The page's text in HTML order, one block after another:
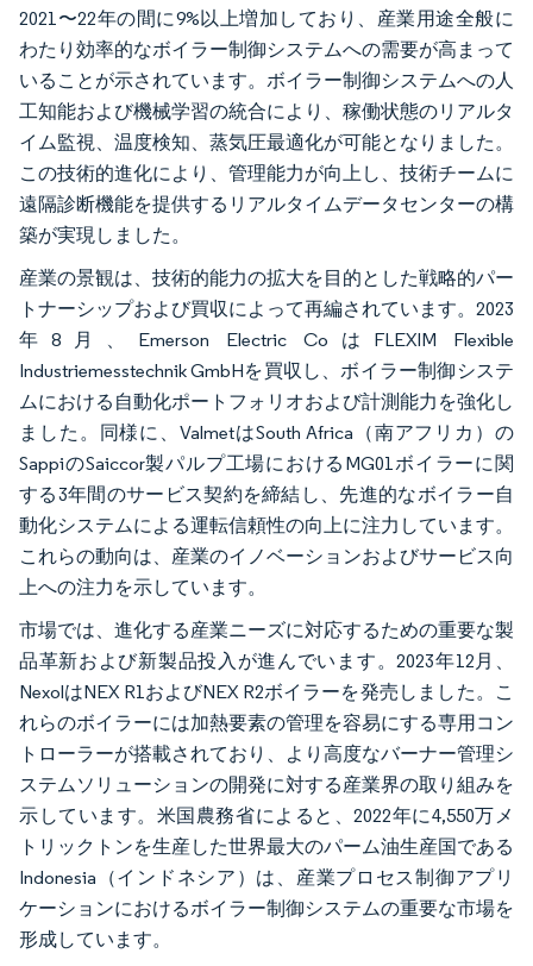
2021〜22年の間に9%以上増加しており、産業用途全般に
わたり効率的なボイラー制御システムへの需要が高まって
いることが示されています。ボイラー制御システムへの人
工知能および機械学習の統合により、稼働状態のリアルタ
イム監視、温度検知、蒸気圧最適化が可能となりました。
この技術的進化により、管理能力が向上し、技術チームに
遠隔診断機能を提供するリアルタイムデータセンターの構
築が実現しました。
産業の景観は、技術的能力の拡大を目的とした戦略的パー
トナーシップおよび買収によって再編されています。2023
年8月、Emerson Electric CoはFLEXIM Flexible
Industriemesstechnik GmbHを買収し、ボイラー制御システ
ムにおける自動化ポートフォリオおよび計測能力を強化し
ました。同様に、ValmetはSouth Africa（南アフリカ）の
SappiのSaiccor製パルプ工場におけるMG01ボイラーに関
する3年間のサービス契約を締結し、先進的なボイラー自
動化システムによる運転信頼性の向上に注力しています。
これらの動向は、産業のイノベーションおよびサービス向
上への注力を示しています。
市場では、進化する産業ニーズに対応するための重要な製
品革新および新製品投入が進んでいます。2023年12月、
NexolはNEX R1およびNEX R2ボイラーを発売しました。こ
れらのボイラーには加熱要素の管理を容易にする専用コン
トローラーが搭載されており、より高度なバーナー管理シ
ステムソリューションの開発に対する産業界の取り組みを
示しています。米国農務省によると、2022年に4,550万メ
トリックトンを生産した世界最大のパーム油生産国である
Indonesia（インドネシア）は、産業プロセス制御アプリ
ケーションにおけるボイラー制御システムの重要な市場を
形成しています。